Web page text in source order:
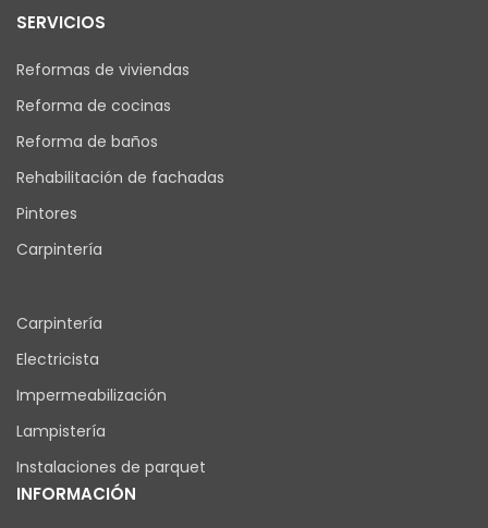
SERVICIOS
Reformas de viviendas
Reforma de cocinas
Reforma de baños
Rehabilitación de fachadas
Pintores
Carpintería
Carpintería
Electricista
Impermeabilización
Lampistería
Instalaciones de parquet
INFORMACIÓN